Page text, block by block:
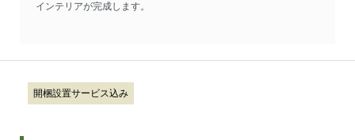
インテリアが完成します。
開梱設置サービス込み